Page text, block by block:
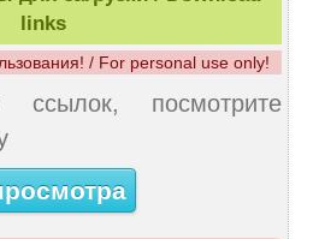
links
/ For personal use only!
ссылок, посмотрите